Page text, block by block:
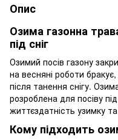
Опис
Озима газонна
під сніг
Озимий посів газону
на весняні роботи
після танення снігу.
розроблена для посіву
життєздатність узимку
Кому підходить